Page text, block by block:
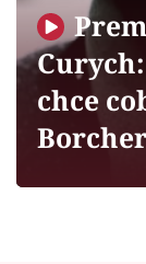
Sledujte
Filmový
chce